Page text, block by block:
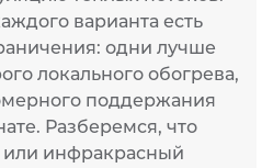
варианта есть
одни лучше
локального обогрева,
поддержания
Разберемся, что
инфракрасный